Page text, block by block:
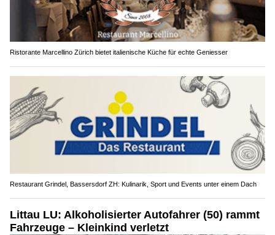
Ristorante Marcellino Zürich bietet italienische Küche für echte Geniesser
Restaurant Grindel, Bassersdorf ZH: Kulinarik, Sport und Events unter einem Dach
Littau LU: Alkoholisierter Autofahrer (50) rammt
Fahrzeuge – Kleinkind verletzt